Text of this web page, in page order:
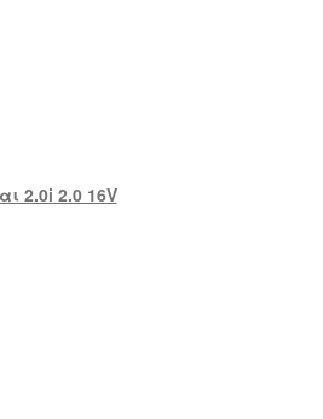
2.0i 2.0 16V